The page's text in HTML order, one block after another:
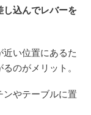
込んでレバーを
い位置にあるた
のがメリット。
ンやテーブルに置